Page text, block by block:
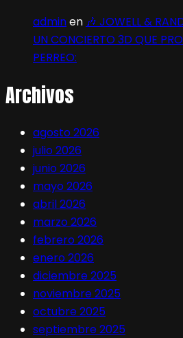
adminen 🎶 JOWELL &
UN CONCIERTO 3D QUE
PERREO:
Archivos
agosto 2026
julio 2026
junio 2026
mayo 2026
abril 2026
marzo 2026
febrero 2026
enero 2026
diciembre 2025
noviembre 2025
octubre 2025
septiembre 2025